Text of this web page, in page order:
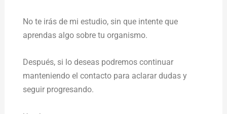
No te irás de mi estudio, sin que intente que
aprendas algo sobre tu organismo.
Después, si lo deseas podremos continuar
manteniendo el contacto para aclarar dudas y
seguir progresando.